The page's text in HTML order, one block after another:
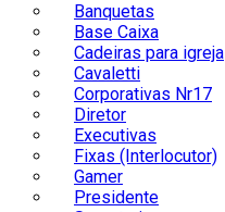
Banquetas
Base Caixa
Cadeiras para igreja
Cavaletti
Corporativas Nr17
Diretor
Executivas
Fixas (Interlocutor)
Gamer
Presidente